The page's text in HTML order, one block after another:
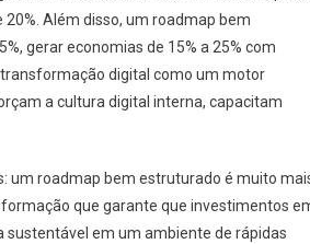
Além disso, um roadmap bem
gerar economias de 15% a 25% com
digital como um motor
a cultura digital interna, capacitam
um roadmap bem estruturado é muito
que garante que investimentos
em um ambiente de rápidas